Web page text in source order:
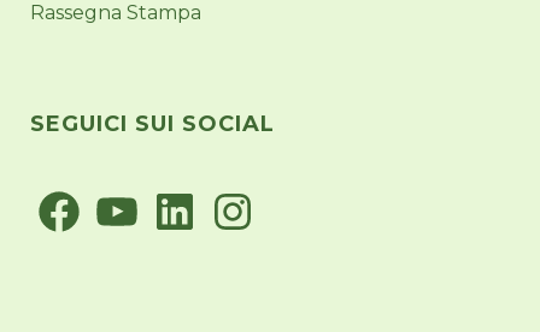
Rassegna Stampa
SEGUICI SUI SOCIAL
FacebookYouTubeLinkedInInstagram